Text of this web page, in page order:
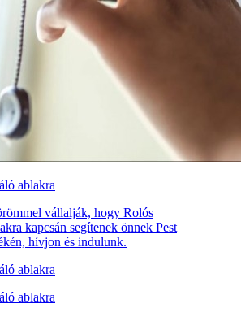
ablakra
vállalják, hogy Rolós
kapcsán segítenek önnek Pest
hívjon és indulunk.
ablakra
ablakra